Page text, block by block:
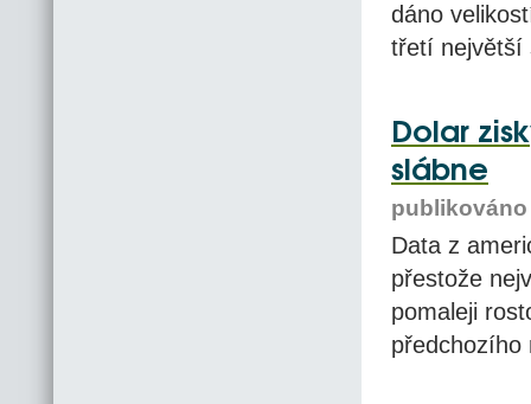
dáno
třetí největší
Dolar
slábne
publikováno
Data z
přestože
pomaleji
předchozího